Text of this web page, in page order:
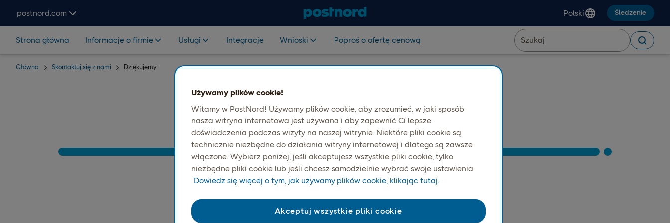
postnord.com
Polski Śledzenie
Strona główna Informacje o firmie Usługi Integracje Wnioski Poproś o ofertę cenową
Główna Skontaktuj się z nami Dziękujemy
Poproś o ofertę cenową
Używamy plików cookie!
Witamy w PostNord! Używamy plików cookie, aby zrozumieć, w jaki sposób
nasza witryna internetowa jest używana i aby zapewnić Ci lepsze
doświadczenia podczas wizyty na naszej witrynie. Niektóre pliki cookie są
technicznie niezbędne do działania witryny internetowej i dlatego są zawsze
włączone. Wybierz poniżej, jeśli akceptujesz wszystkie pliki cookie, tylko
niezbędne pliki cookie lub jeśli chcesz samodzielnie wybrać swoje ustawienia.
Dowiedz się więcej o tym, jak używamy plików cookie, klikając tutaj.
Akceptuj wszystkie pliki cookie